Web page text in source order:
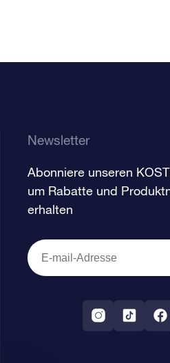
Newsletter
Abonniere unseren
um Rabatte und
erhalten